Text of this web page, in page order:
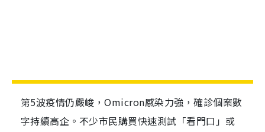
第5波疫情仍嚴峻，Omicron感染力強，確診個案數
字持續高企。不少市民購買快速測試「看門口」或